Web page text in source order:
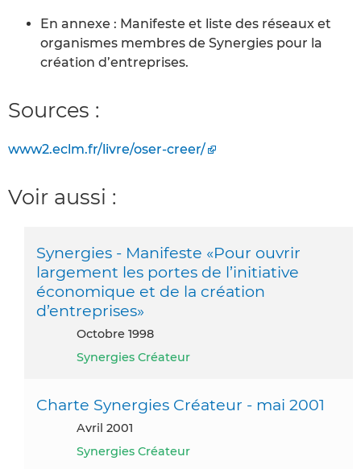
En annexe : Manifeste et liste des réseaux et
organismes membres de Synergies pour la
création d’entreprises.
Sources :
www2.eclm.fr/livre/oser-creer/
Voir aussi :
Synergies - Manifeste «Pour ouvrir
largement les portes de l’initiative
économique et de la création
d’entreprises»
octobre 1998
Synergies Créateur
Charte Synergies Créateur - mai 2001
avril 2001
Synergies Créateur